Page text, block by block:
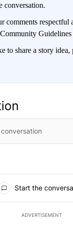
conversation.
comments respectful
to share a story idea,
Start the
ADVERTISEMENT